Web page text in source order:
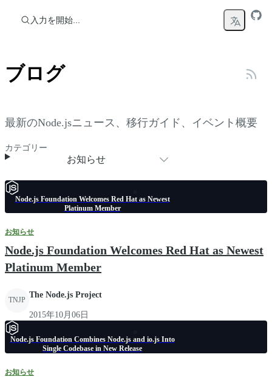
入力を開始...
ブログ
最新のNode.jsニュース、移行ガイド、イベント概要
カテゴリー
お知らせ
Node.js Foundation Welcomes Red Hat as Newest
Platinum Member
お知らせ
Node.js Foundation Welcomes Red Hat as Newest
Platinum Member
TNJP
The Node.js Project
2015年10月06日
Node.js Foundation Combines Node.js and io.js Into
Single Codebase in New Release
お知らせ